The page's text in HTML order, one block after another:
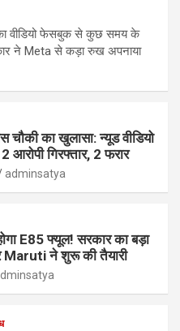
का वीडियो फेसबुक से कुछ समय के
ने Meta से कड़ा रुख अपनाया
चौकी का खुलासा: न्यूड वीडियो
गिरफ्तार, 2 फरार
adminsatya
E85 फ्यूल! सरकार का बड़ा
ने शुरू की तैयारी